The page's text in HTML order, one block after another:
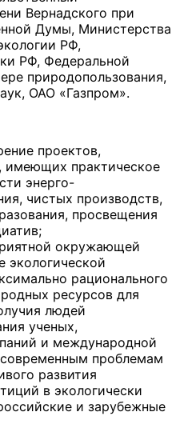
Вернадского при
Думы, Министерства
РФ,
РФ, Федеральной
природопользования,
ОАО «Газпром».
проектов,
имеющих практическое
энерго-
чистых производств,
просвещения
окружающей
экологической
рационального
ресурсов для
людей
ученых,
и международной
проблемам
развития
в экологически
и зарубежные